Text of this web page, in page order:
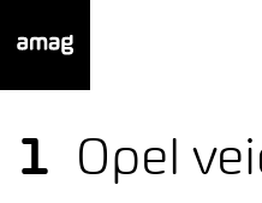
1
Opel